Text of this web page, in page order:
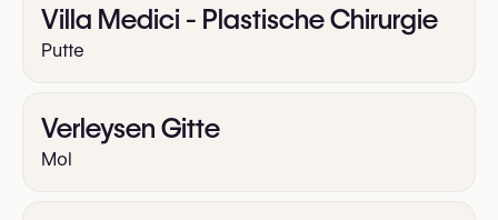
Villa Medici - Plastische Chirurgie
Putte
Verleysen Gitte
Mol